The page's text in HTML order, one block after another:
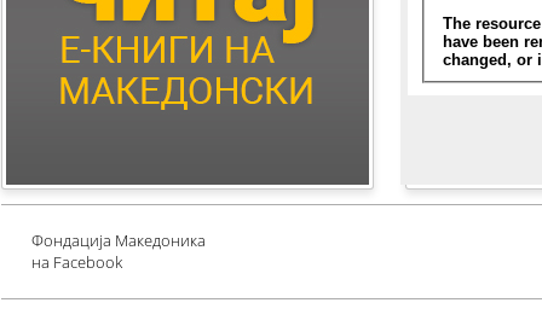
Children's Literature
Млади автори
Е-книги за едукација
против зависности и
Фондација Македоника
на Facebook